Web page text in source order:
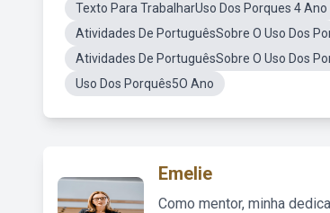
Texto Para TrabalharUso Dos Porques 4 Ano
Atividades De PortuguêsSobre O Uso Dos
Atividades De PortuguêsSobre O Uso Dos
Uso Dos Porquês5O Ano
Emelie
Como mentor, minha